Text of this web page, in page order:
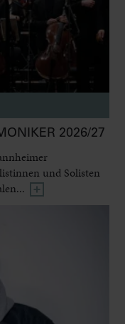
2026/27
und Solisten